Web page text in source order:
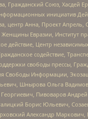
Гражданский Союз, Хасдей
инициатив
Анна, Проект Апрель,
Евразии, Институт
действие, Центр
содействие,
свободы прессы,
Свободы Информации,
Шнырова Ольга
Пивоваров
Борис Юльевич,
Александр